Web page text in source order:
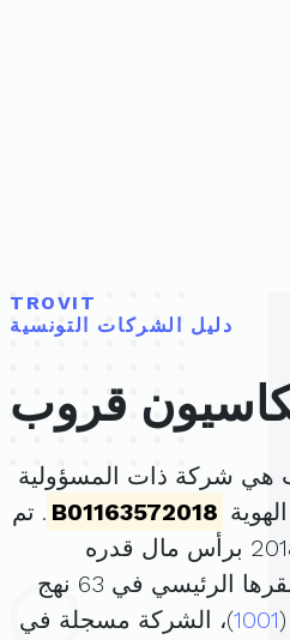
TROVIT
دليل الشركات التونسية
قروب
هي شركة ذات المسؤولية
B01163572018 . تم
، ويقع مقرها الرئيسي في 63 نهج
1001)، الشركة مسجلة في